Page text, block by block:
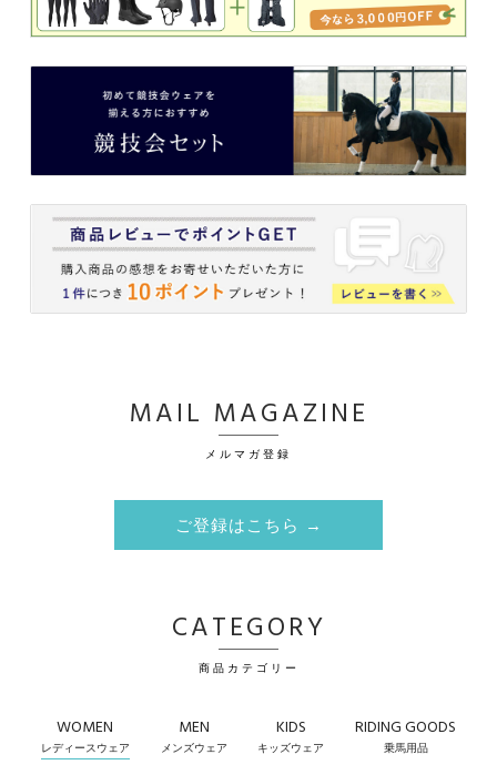
MAIL MAGAZINE
メルマガ登録
ご登録はこちら →
CATEGORY
商品カテゴリー
WOMEN
レディースウェア
MEN
メンズウェア
KIDS
キッズウェア
RIDING GOODS
乗馬用品